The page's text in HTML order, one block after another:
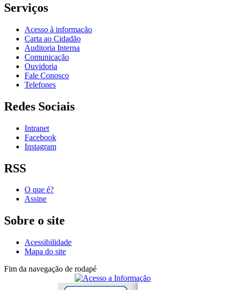
Serviços
Acesso à informação
Carta ao Cidadão
Auditoria Interna
Comunicação
Ouvidoria
Fale Conosco
Telefones
Redes Sociais
Intranet
Facebook
Instagram
RSS
O que é?
Assine
Sobre o site
Acessibilidade
Mapa do site
Fim da navegação de rodapé